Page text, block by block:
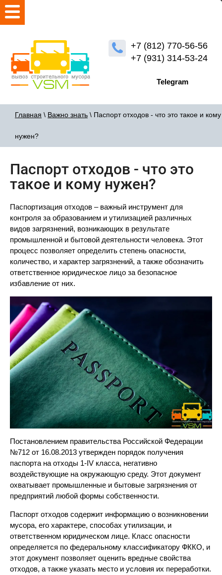
+7 (812) 770-56-56
+7 (931) 314-53-24
Telegram
Главная \ Важно знать \ Паспорт отходов - что это такое и кому
нужен?
Паспорт отходов - что это
такое и кому нужен?
Паспортизация отходов – важный инструмент для
контроля за образованием и утилизацией различных
видов загрязнений, возникающих в результате
промышленной и бытовой деятельности человека. Этот
процесс позволяет определить степень опасности,
количество, и характер загрязнений, а также обозначить
ответственное юридическое лицо за безопасное
избавление от них.
Постановлением правительства Российской Федерации
№712 от 16.08.2013 утвержден порядок получения
паспорта на отходы 1-IV класса, негативно
воздействующие на окружающую среду. Этот документ
охватывает промышленные и бытовые загрязнения от
предприятий любой формы собственности.
Паспорт отходов содержит информацию о возникновении
мусора, его характере, способах утилизации, и
ответственном юридическом лице. Класс опасности
определяется по федеральному классификатору ФККО, и
этот документ позволяет оценить вредные свойства
отходов, а также указать место и условия их переработки.